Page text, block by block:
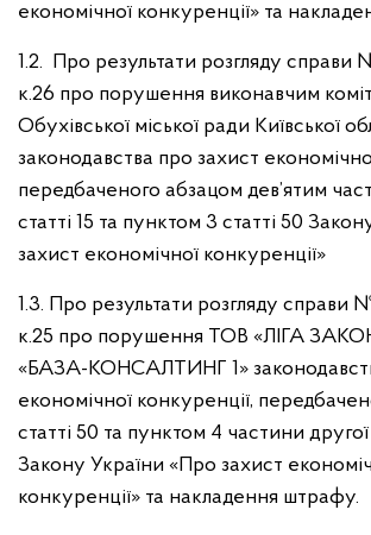
економічної конкуренції» та
1.2. Про результати розгляду
к.26 про порушення виконавчим
Обухівської міської ради Київської
законодавства про захист
передбаченого абзацом дев’ятим
статті 15 та пунктом 3 статті 50
захист економічної конкуренції»
1.3. Про результати розгляду справи
к.25 про порушення ТОВ «ЛІГА
«БАЗА-КОНСАЛТИНГ 1»
економічної конкуренції,
статті 50 та пунктом 4 частини другої
Закону України «Про захист
конкуренції» та накладення штрафу.